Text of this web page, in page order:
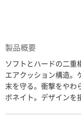
製品概要
ソフトとハードの二重
エアクッション構造。
末を守る。衝撃をやわ
ボネイト。デザインを